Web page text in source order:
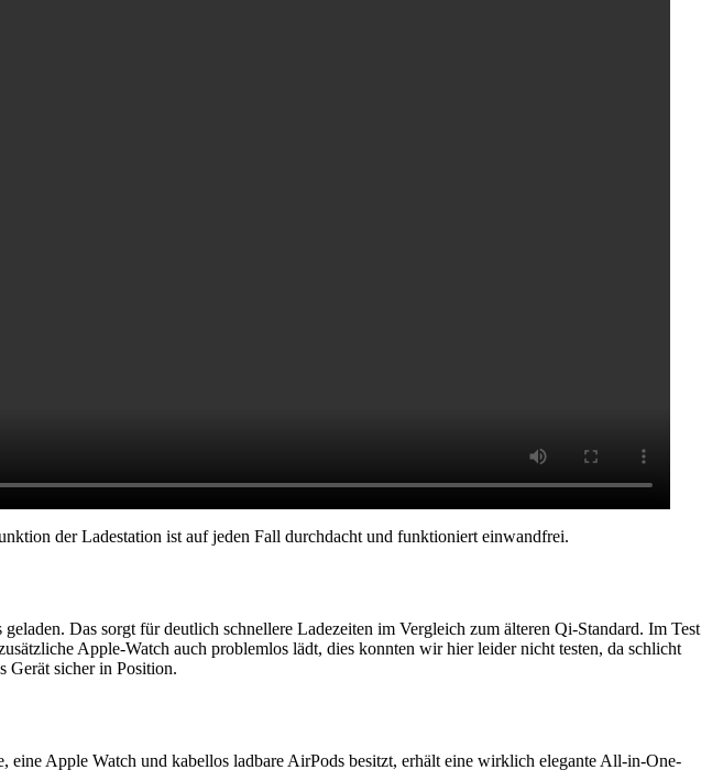
der Ladestation ist auf jeden Fall durchdacht und funktioniert einwandfrei.
Das sorgt für deutlich schnellere Ladezeiten im Vergleich zum älteren Qi-Standard. Im Test
Apple-Watch auch problemlos lädt, dies konnten wir hier leider nicht testen, da schlicht
Gerät sicher in Position.
Apple Watch und kabellos ladbare AirPods besitzt, erhält eine wirklich elegante All-in-One-